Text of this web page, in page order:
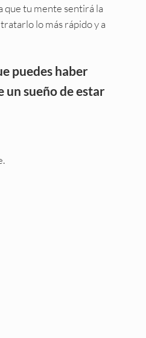
que tu mente sentirá la
lo más rápido y a
puedes haber
sueño de estar